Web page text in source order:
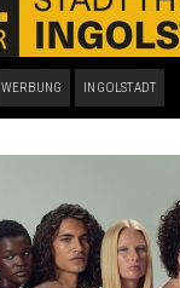
WERBUNG INGOLSTADT